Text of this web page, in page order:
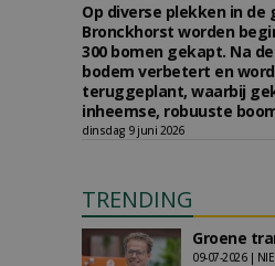
Op diverse plekken in de
Bronckhorst worden
300 bomen gekapt. Na
bodem verbetert en
teruggeplant, waarbij
inheemse, robuuste
dinsdag 9 juni 2026
TRENDING
Groene
09-07-2026 |